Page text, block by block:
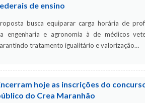
de ensino
busca equiparar carga horária de
engenharia e agronomia à de médicos
tratamento igualitário e valorização…
hoje as inscrições do
do Crea Maranhão